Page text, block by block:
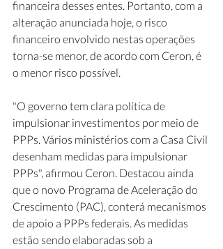
financeira desses entes. Portanto, com a
alteração anunciada hoje, o risco
financeiro envolvido nestas operações
torna-se menor, de acordo com Ceron, é
o menor risco possível.
"O governo tem clara política de
impulsionar investimentos por meio de
PPPs. Vários ministérios com a Casa Civil
desenham medidas para impulsionar
PPPs", afirmou Ceron. Destacou ainda
que o novo Programa de Aceleração do
Crescimento (PAC), conterá mecanismos
de apoio a PPPs federais. As medidas
estão sendo elaboradas sob a